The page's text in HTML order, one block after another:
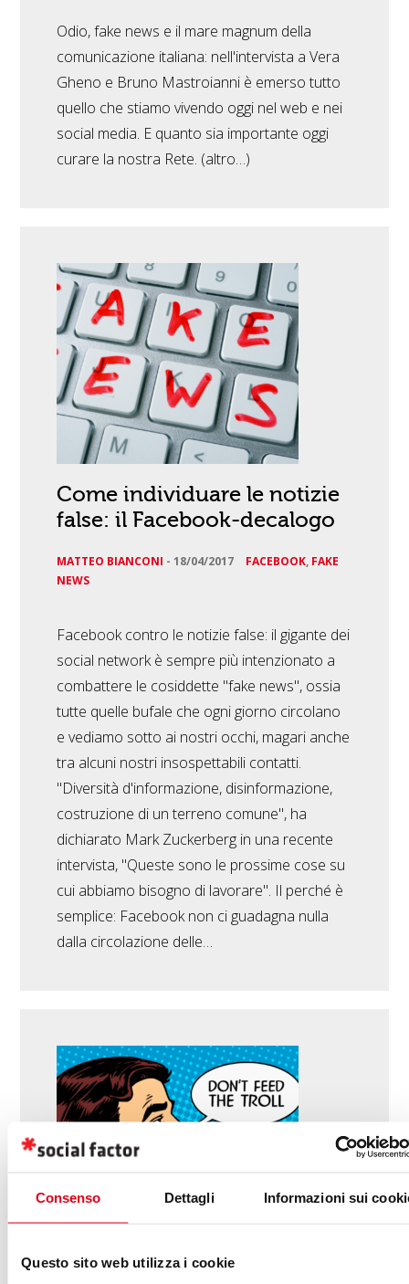
Consenso Dettagli Informazioni sui
Questo sito web utilizza i cookie
Odio, fake news e il mare magnum della
comunicazione italiana: nell'intervista a Vera
Gheno e Bruno Mastroianni è emerso tutto
quello che stiamo vivendo oggi nel web e nei
social media. E quanto sia importante oggi
curare la nostra Rete. (altro…)
Come individuare le notizie
false: il Facebook-decalogo
MATTEO BIANCONI -18/04/2017 FACEBOOK, FAKE
NEWS
Facebook contro le notizie false: il gigante dei
social network è sempre più intenzionato a
combattere le cosiddette "fake news", ossia
tutte quelle bufale che ogni giorno circolano
e vediamo sotto ai nostri occhi, magari anche
tra alcuni nostri insospettabili contatti.
"Diversità d'informazione, disinformazione,
costruzione di un terreno comune", ha
dichiarato Mark Zuckerberg in una recente
intervista, "Queste sono le prossime cose su
cui abbiamo bisogno di lavorare". Il perché è
semplice: Facebook non ci guadagna nulla
dalla circolazione delle…